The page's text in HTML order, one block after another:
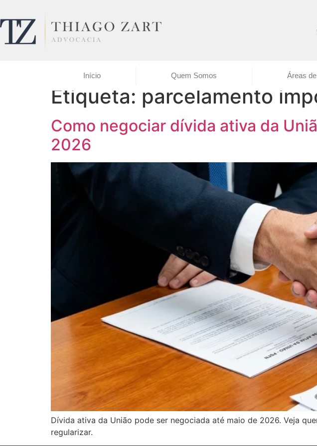
Início Quem Somos Áreas
Etiqueta: parcelamento
Como negociar dívida ativa da
2026
Dívida ativa da União pode ser negociada até maio de 2026. Veja
regularizar.